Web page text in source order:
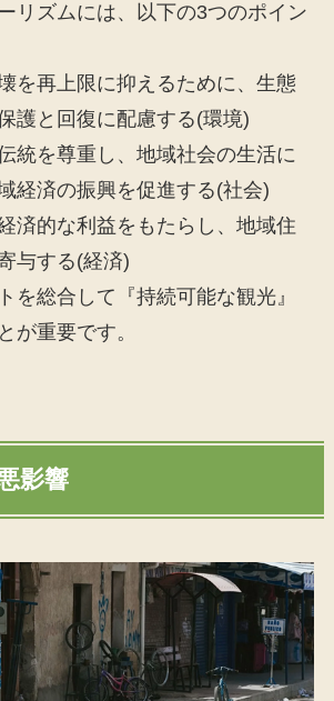
リズムには、以下の3つのポイン
を再上限に抑えるために、生態
護と回復に配慮する(環境)
統を尊重し、地域社会の生活に
経済の振興を促進する(社会)
済的な利益をもたらし、地域住
与する(経済)
を総合して『持続可能な観光』
が重要です。
影響